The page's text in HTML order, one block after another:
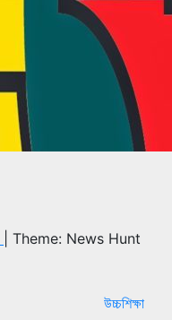
Theme: News Hunt
উচ্চশিক্ষা